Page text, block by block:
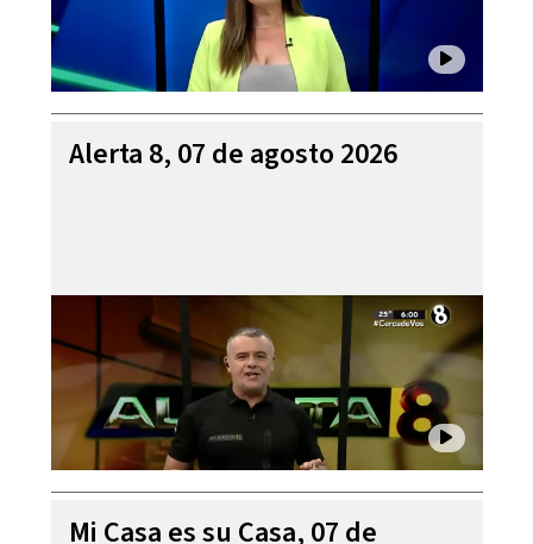
Alerta 8, 07 de agosto 2026
Mi Casa es su Casa, 07 de